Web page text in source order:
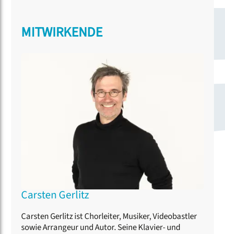
MITWIRKENDE
Carsten Gerlitz
Carsten Gerlitz ist Chorleiter, Musiker, Videobastler
sowie Arrangeur und Autor. Seine Klavier- und